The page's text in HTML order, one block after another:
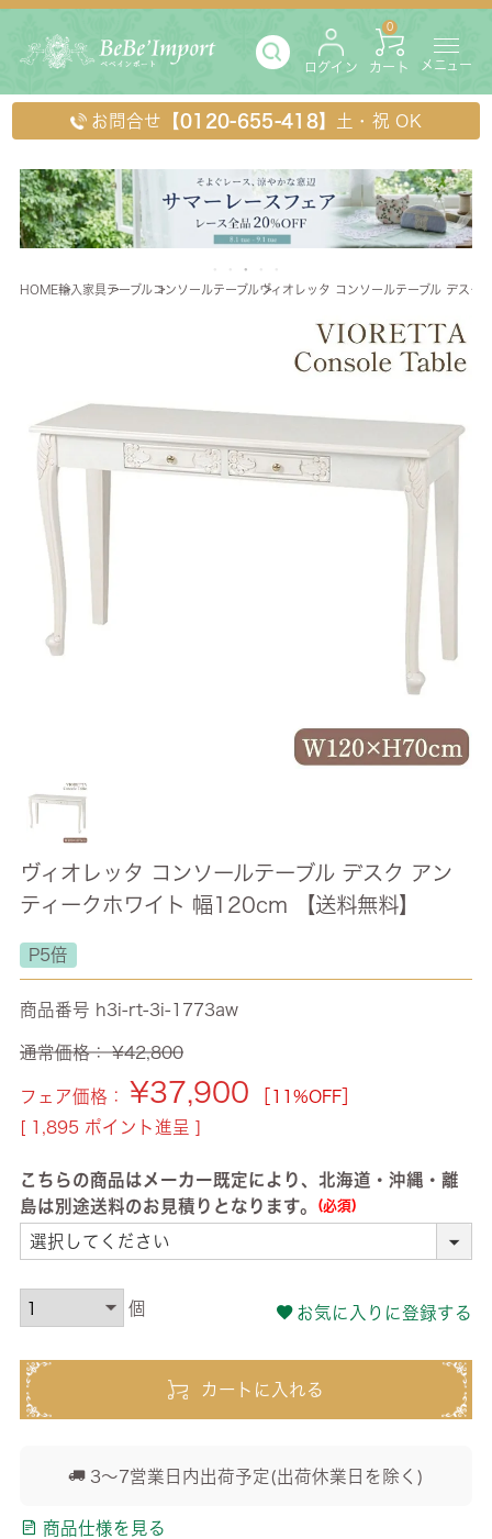
ログイン カート
0
メニュー
お問合せ 【0120-655-418】 土・祝 OK
HOME輸入家具 テーブルコンソールテーブルヴィオレッタ コンソールテーブル デス
ヴィオレッタ コンソールテーブル デスク アン
ティークホワイト 幅120cm 【送料無料】
P5倍
商品番号 h3i-rt-3i-1773aw
通常価格： ¥42,800
フェア価格： ¥37,900
［11%OFF］
[ 1,895 ポイント進呈 ]
こちらの商品はメーカー既定により、北海道・沖縄・離
島は別途送料のお見積りとなります。
(必須)
お気に入りに登録する
カートに入れる
3～7営業日内出荷予定(出荷休業日を除く)
商品仕様を見る